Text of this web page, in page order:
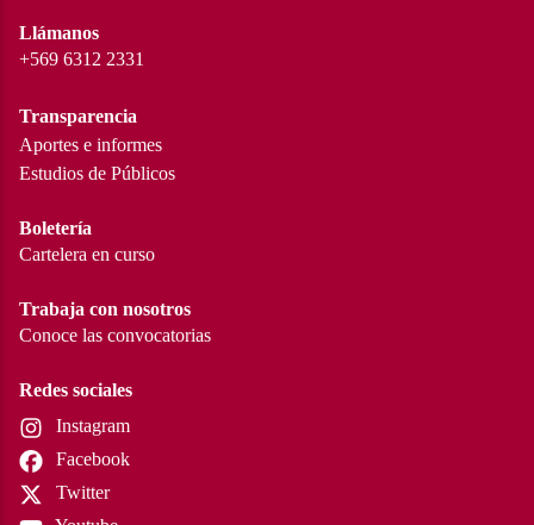
Llámanos
+569 6312 2331
Transparencia
Aportes e informes
Estudios de Públicos
Boletería
Cartelera en curso
Trabaja con nosotros
Conoce las convocatorias
Redes sociales
Instagram
Facebook
Twitter